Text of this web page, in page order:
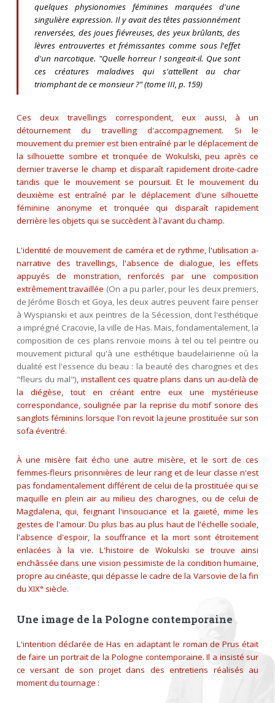
quelques physionomies féminines marquées d'une
singulière expression. Il y avait des têtes passionnément
renversées, des joues fiévreuses, des yeux brûlants, des
lèvres entrouvertes et frémissantes comme sous l'effet
d'un narcotique. "Quelle horreur ! songeait-il. Que sont
ces créatures maladives qui s'attellent au char
triomphant de ce monsieur ?" (tome III, p. 159)
Ces deux travellings correspondent, eux aussi, à un
détournement du travelling d'accompagnement. Si le
mouvement du premier est bien entraîné par le déplacement de
la silhouette sombre et tronquée de Wokulski, peu après ce
dernier traverse le champ et disparaît rapidement droite-cadre
tandis que le mouvement se poursuit. Et le mouvement du
deuxième est entraîné par le déplacement d'une silhouette
féminine anonyme et tronquée qui disparaît rapidement
derrière les objets qui se succèdent à l'avant du champ.
L'identité de mouvement de caméra et de rythme, l'utilisation a-
narrative des travellings, l'absence de dialogue, les effets
appuyés de monstration, renforcés par une composition
extrêmement travaillée (On a pu parler, pour les deux premiers,
de Jérôme Bosch et Goya, les deux autres peuvent faire penser
à Wyspianski et aux peintres de la Sécession, dont l'esthétique
a imprégné Cracovie, la ville de Has. Mais, fondamentalement, la
composition de ces plans renvoie moins à tel ou tel peintre ou
mouvement pictural qu'à une esthétique baudelairienne où la
dualité est l'essence du beau : la beauté des charognes et des
"fleurs du mal") , installent ces quatre plans dans un au-delà de
la diégèse, tout en créant entre eux une mystérieuse
correspondance, soulignée par la reprise du motif sonore des
sanglots féminins lorsque l'on revoit la jeune prostituée sur son
sofa éventré.
À une misère fait écho une autre misère, et le sort de ces
femmes-fleurs prisonnières de leur rang et de leur classe n'est
pas fondamentalement différent de celui de la prostituée qui se
maquille en plein air au milieu des charognes, ou de celui de
Magdalena, qui, feignant l'insouciance et la gaieté, mime les
gestes de l'amour. Du plus bas au plus haut de l'échelle sociale,
l'absence d'espoir, la souffrance et la mort sont étroitement
enlacées à la vie. L'histoire de Wokulski se trouve ainsi
enchâssée dans une vision pessimiste de la condition humaine,
propre au cinéaste, qui dépasse le cadre de la Varsovie de la fin
du XIX° siècle.
Une image de la Pologne contemporaine
L'intention déclarée de Has en adaptant le roman de Prus était
de faire un portrait de la Pologne contemporaine. Il a insisté sur
ce versant de son projet dans des entretiens réalisés au
moment du tournage :